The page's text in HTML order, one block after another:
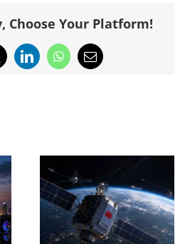
Choose Your Platform!
LinkedInWhatsApp
Email